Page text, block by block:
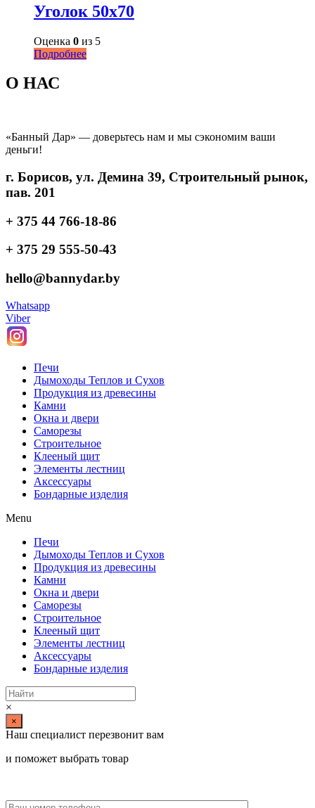
Уголок 50х70
Оценка 0 из 5
Подробнее
О НАС
«Банный Дар» — доверьтесь нам и мы сэкономим ваши
деньги!
г. Борисов, ул. Демина 39, Строительный рынок,
пав. 201
+ 375 44 766-18-86
+ 375 29 555-50-43
hello@bannydar.by
Whatsapp
Viber
Печи
Дымоходы Теплов и Сухов
Продукция из древесины
Камни
Окна и двери
Саморезы
Строительное
Клееный щит
Элементы лестниц
Аксессуары
Бондарные изделия
Menu
Печи
Дымоходы Теплов и Сухов
Продукция из древесины
Камни
Окна и двери
Саморезы
Строительное
Клееный щит
Элементы лестниц
Аксессуары
Бондарные изделия
×
×
Наш специалист перезвонит вам
и поможет выбрать товар